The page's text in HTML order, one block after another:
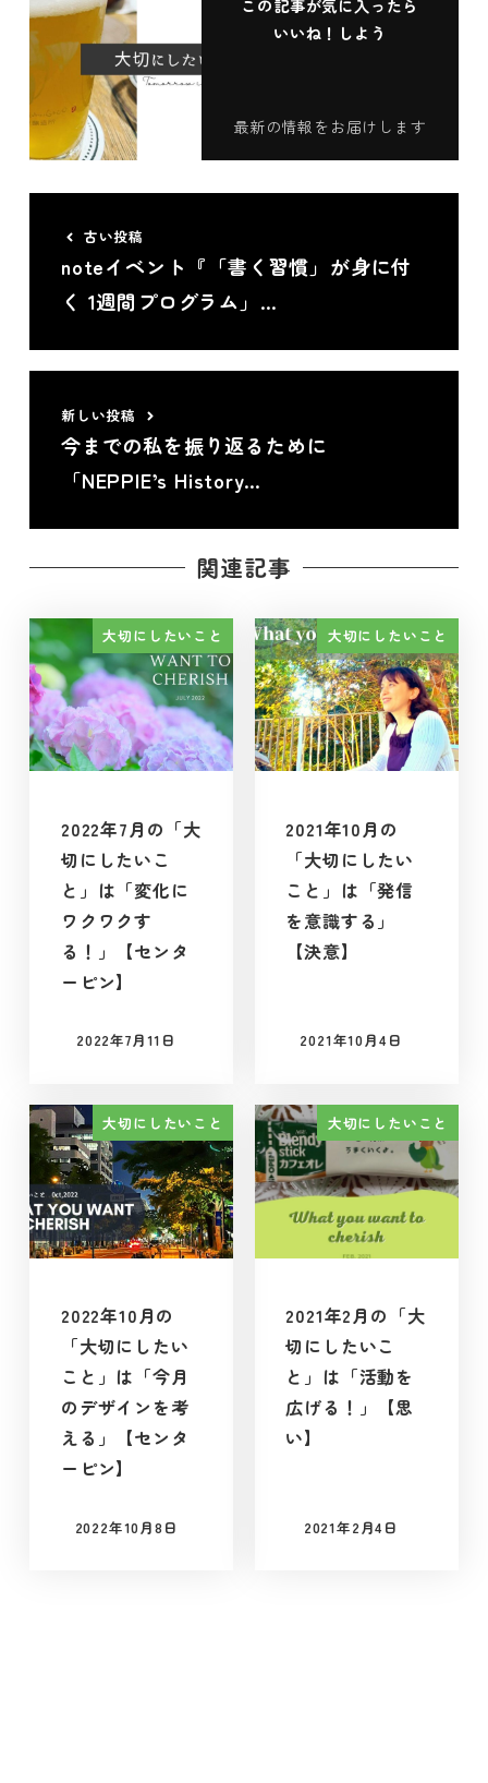
この記事が気に入ったら
いいね！しよう
最新の情報をお届けします
古い投稿
noteイベント『「書く習慣」が身に付
く 1週間プログラム」…
新しい投稿
今までの私を振り返るために
「NEPPIE’s History…
関連記事
大切にしたいこと
2022年7月の「大
切にしたいこ
と」は「変化に
ワクワクす
る！」【センタ
ーピン】
投稿日
2022年7月11日
大切にしたいこと
2021年10月の
「大切にしたい
こと」は「発信
を意識する」
【決意】
投稿日
2021年10月4日
大切にしたいこと
2022年10月の
「大切にしたい
こと」は「今月
のデザインを考
える」【センタ
ーピン】
投稿日
2022年10月8日
大切にしたいこと
2021年2月の「大
切にしたいこ
と」は「活動を
広げる！」【思
い】
投稿日
2021年2月4日